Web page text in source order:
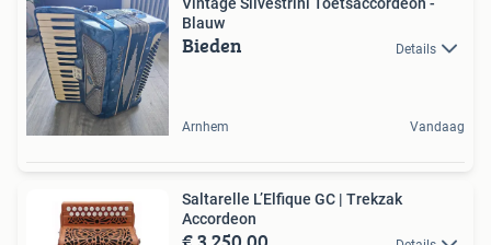
Vintage Silvestrini Toetsaccordeon -
Blauw
Bieden Details
Arnhem Vandaag
Saltarelle L’Elfique GC | Trekzak
Accordeon